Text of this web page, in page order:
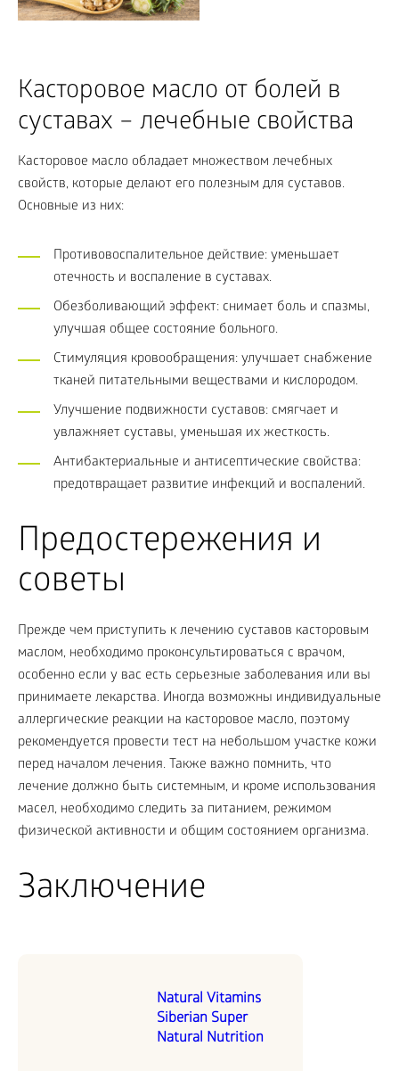
Касторовое масло от болей в
суставах – лечебные свойства
Касторовое масло обладает множеством лечебных
свойств, которые делают его полезным для суставов.
Основные из них:
Противовоспалительное действие: уменьшает
отечность и воспаление в суставах.
Обезболивающий эффект: снимает боль и спазмы,
улучшая общее состояние больного.
Стимуляция кровообращения: улучшает снабжение
тканей питательными веществами и кислородом.
Улучшение подвижности суставов: смягчает и
увлажняет суставы, уменьшая их жесткость.
Антибактериальные и антисептические свойства:
предотвращает развитие инфекций и воспалений.
Предостережения и
советы
Прежде чем приступить к лечению суставов касторовым
маслом, необходимо проконсультироваться с врачом,
особенно если у вас есть серьезные заболевания или вы
принимаете лекарства. Иногда возможны индивидуальные
аллергические реакции на касторовое масло, поэтому
рекомендуется провести тест на небольшом участке кожи
перед началом лечения. Также важно помнить, что
лечение должно быть системным, и кроме использования
масел, необходимо следить за питанием, режимом
физической активности и общим состоянием организма.
Заключение
Natural Vitamins
Siberian Super
Natural Nutrition